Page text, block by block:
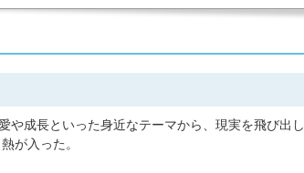
や成長といった身近なテーマから、現実を飛び出し
が入った。